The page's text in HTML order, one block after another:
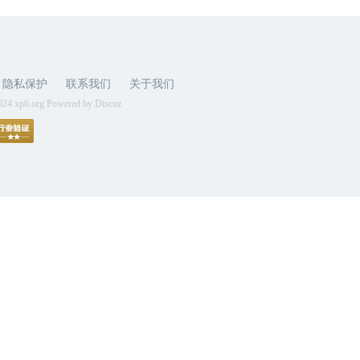
隐私保护 联系我们 关于我们
xp6.org Powered by Discuz